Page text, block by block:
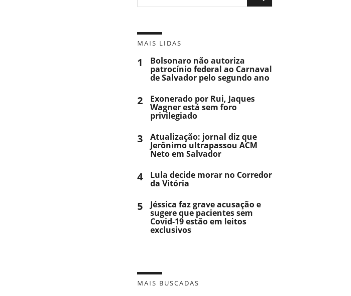
MAIS LIDAS
1 Bolsonaro não autoriza
patrocínio federal ao Carnaval
de Salvador pelo segundo ano
2 Exonerado por Rui, Jaques
Wagner está sem foro
privilegiado
3 Atualização: jornal diz que
Jerônimo ultrapassou ACM
Neto em Salvador
4 Lula decide morar no Corredor
da Vitória
5 Jéssica faz grave acusação e
sugere que pacientes sem
Covid-19 estão em leitos
exclusivos
MAIS BUSCADAS